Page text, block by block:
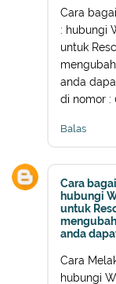
Cara
: hubungi
untuk
anda
di nomor :
Balas
Cara
hubungi
untuk
anda
Cara
hubungi